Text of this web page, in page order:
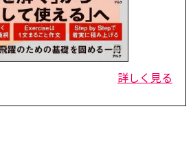
詳しく見る